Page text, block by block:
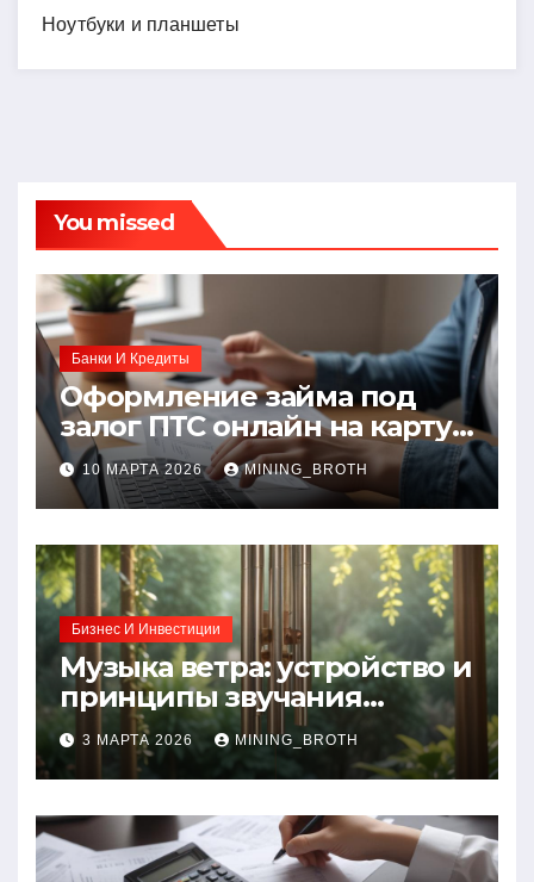
Ноутбуки и планшеты
You missed
Банки И Кредиты
Оформление займа под
залог ПТС онлайн на карту
без визита в офис: порядок,
требования и документы
10 МАРТА 2026 MINING_BROTH
Бизнес И Инвестиции
Музыка ветра: устройство и
принципы звучания
колокольчиков
3 МАРТА 2026 MINING_BROTH